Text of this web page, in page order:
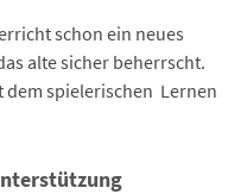
schon ein neues
alte sicher beherrscht.
dem spielerischen Lernen